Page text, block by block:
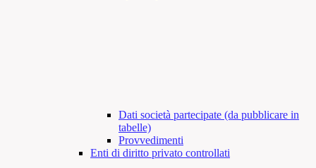
Dati società partecipate (da pubblicare in
tabelle)
Provvedimenti
Enti di diritto privato controllati